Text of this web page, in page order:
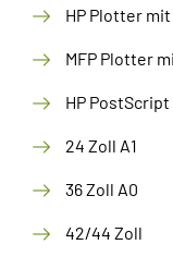
HP Plotter
MFP Plotter
HP
24 Zoll A1
36 Zoll A0
42/44 Zoll